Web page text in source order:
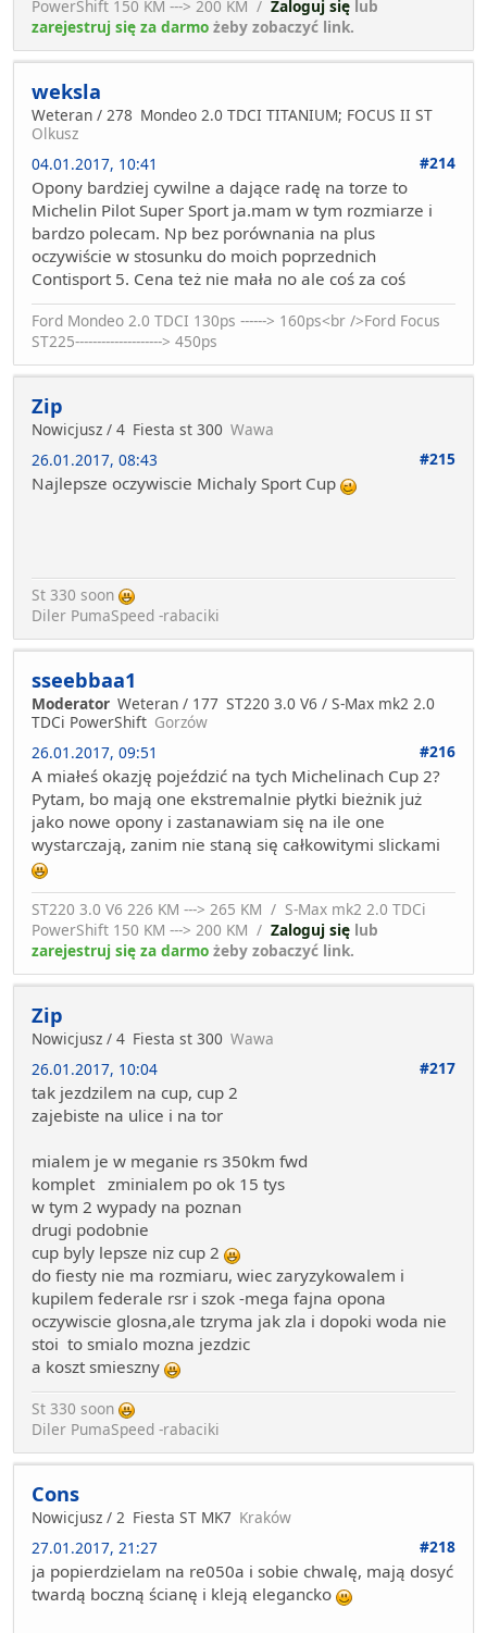
PowerShift 150 KM ---> 200 KM / Zaloguj się lub
zarejestruj się za darmo żeby zobaczyć link.
weksla
Weteran / 278 Mondeo 2.0 TDCI TITANIUM; FOCUS II ST
Olkusz
04.01.2017, 10:41
#214
Opony bardziej cywilne a dające radę na torze to
Michelin Pilot Super Sport ja.mam w tym rozmiarze i
bardzo polecam. Np bez porównania na plus
oczywiście w stosunku do moich poprzednich
Contisport 5. Cena też nie mała no ale coś za coś
Ford Mondeo 2.0 TDCI 130ps ------> 160ps<br />Ford Focus
ST225--------------------> 450ps
Zip
Nowicjusz / 4 Fiesta st 300 Wawa
26.01.2017, 08:43
#215
Najlepsze oczywiscie Michaly Sport Cup
St 330 soon
Diler PumaSpeed -rabaciki
sseebbaa1
Moderator Weteran / 177 ST220 3.0 V6 / S-Max mk2 2.0
TDCi PowerShift Gorzów
26.01.2017, 09:51
#216
A miałeś okazję pojeździć na tych Michelinach Cup 2?
Pytam, bo mają one ekstremalnie płytki bieżnik już
jako nowe opony i zastanawiam się na ile one
wystarczają, zanim nie staną się całkowitymi slickami
ST220 3.0 V6 226 KM ---> 265 KM / S-Max mk2 2.0 TDCi
PowerShift 150 KM ---> 200 KM / Zaloguj się lub
zarejestruj się za darmo żeby zobaczyć link.
Zip
Nowicjusz / 4 Fiesta st 300 Wawa
26.01.2017, 10:04
#217
tak jezdzilem na cup, cup 2
zajebiste na ulice i na tor
mialem je w meganie rs 350km fwd
komplet zminialem po ok 15 tys
w tym 2 wypady na poznan
drugi podobnie
cup byly lepsze niz cup 2
do fiesty nie ma rozmiaru, wiec zaryzykowalem i
kupilem federale rsr i szok -mega fajna opona
oczywiscie glosna,ale tzryma jak zla i dopoki woda nie
stoi to smialo mozna jezdzic
a koszt smieszny
St 330 soon
Diler PumaSpeed -rabaciki
Cons
Nowicjusz / 2 Fiesta ST MK7 Kraków
27.01.2017, 21:27
#218
ja popierdzielam na re050a i sobie chwalę, mają dosyć
twardą boczną ścianę i kleją elegancko